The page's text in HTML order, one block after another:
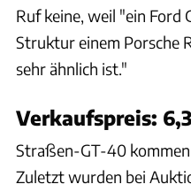
Ruf keine, weil "ein Ford
Struktur einem Porsche
sehr ähnlich ist."
Verkaufspreis:
Straßen-GT-40
Zuletzt wurden bei